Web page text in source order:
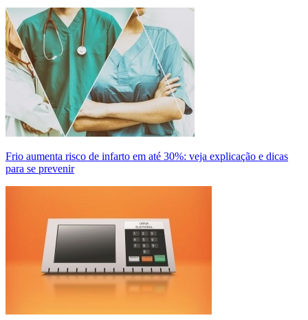
Frio aumenta risco de infarto em até 30%: veja explicação e dicas
para se prevenir